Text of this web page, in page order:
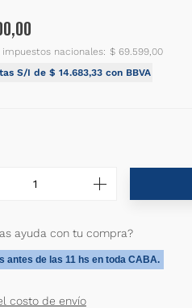
,00
impuestos nacionales: $ 69.599,00
S/I de $ 14.683,33con BBVA
ayuda con tu compra?
antes de las 11 hs en toda CABA.
costo de envío